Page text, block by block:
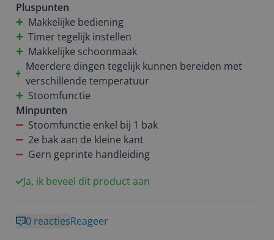
Helaas geen geprinte handleiding, dus via de
telefoon met een QR code de handleiding als pdf
gekregen. De bereidingstijden die hier in staan
werken het beste (beter dan tijden die op de
verpakking van sommige producten worden
aangegeven). Sommige bereidingstijden zijn vaak
langer dan aangegeven op de verpakking, maar ook
soms korter met goed eindresultaat. Enkel bij
kipfilet heb ik de tijd eerder gestopt omdat de kip
gaar was en ik bang was dat hij zou uitdrogen.
Heb van alles succesvol kunnen bereiden. Broodjes
niet droog. Kipfilet eerder gestopt en was aan de
Pluspunten
Makkelijke bediening
Timer tegelijk instellen
Makkelijke schoonmaak
Meerdere dingen tegelijk kunnen bereiden met
verschillende temperatuur
Stoomfunctie
Minpunten
Stoomfunctie enkel bij 1 bak
2e bak aan de kleine kant
Gern geprinte handleiding
Ja, ik beveel dit product aan
0 reactiesReageer